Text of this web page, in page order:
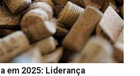
em 2025: Liderança